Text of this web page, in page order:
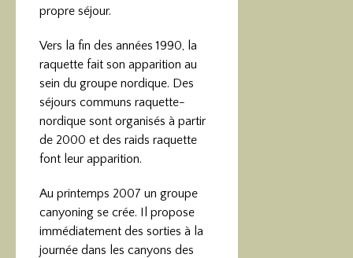
propre séjour.
Vers la fin des années 1990, la
raquette fait son apparition au
sein du groupe nordique. Des
séjours communs raquette-
nordique sont organisés à partir
de 2000 et des raids raquette
font leur apparition.
Au printemps 2007 un groupe
canyoning se crée. Il propose
immédiatement des sorties à la
journée dans les canyons des